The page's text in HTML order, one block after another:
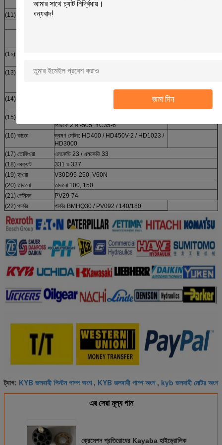
জমা দিন
ভ্রমণ মোটর: এইচপিভি 105
(11) হিটাচি
(1২) তোশিবা
(13) কায়বা / সুমিটোমো এমএসজি -২7 পি / 44 পি, এমএসএফ -85, ম্যাগ-33
(14) কোবলকো
ভ্রমণ মোটর: SK200-1 / 3/6, SK220-2 / 3
(MA340), SK320 এবং SK430
(15) নাচি
পিভিকে 2 বি -505, YC35-6
(16) কাতো
ভ্রমণ মোটর: HD400 / HD450V-2 / HD1023 /
HD3000
(17) তোকিওয়া
এমকেভি 23 / এমকেভি 33
(18) ববক্যাট
331 ও 337
(19) হাওয়া
V30D95-250, V60N
(20) তাদানো
তাদানো 100, 150
(21) ডেনিসন
PV29-74
(22) পার্কার
পার্কার BMHQ30 / PV092 / 140/180
ট্যাগ: KYB জলবাহী পিস্টন পাম্প অংশ, KYB জলবাহী পাম্প অংশ, kyb জলবাহী মোটর অংশ
এর সেরা মূল্য পান
ক্রেসেশন প্রতিরোধের Kayaba হাইড্রোলিক